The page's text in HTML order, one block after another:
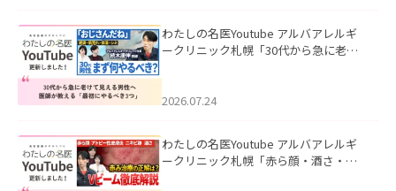
わたしの名医Youtube アルバアレルギ
ークリニック札幌「30代から急に老け
た。
2026.07.24
わたしの名医Youtube アルバアレルギ
ークリニック札幌「赤ら顔・酒さ・ニ